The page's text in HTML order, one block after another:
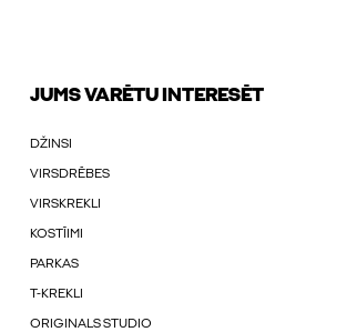
JUMS VARĒTU INTERESĒT
DŽINSI
VIRSDRĒBES
VIRSKREKLI
KOSTĪIMI
PARKAS
T-KREKLI
ORIGINALS STUDIO